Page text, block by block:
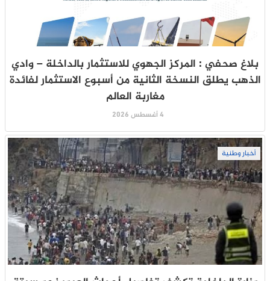
بلاغ صحفي : المركز الجهوي للاستثمار بالداخلة – وادي
الذهب يطلق النسخة الثانية من أسبوع الاستثمار لفائدة
مغاربة العالم
4 أغسطس 2026
أخبار وطنية